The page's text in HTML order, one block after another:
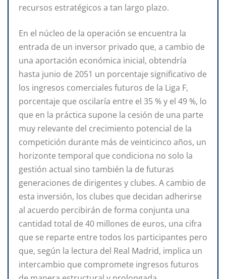
recursos estratégicos a tan largo plazo.
En el núcleo de la operación se encuentra la
entrada de un inversor privado que, a cambio de
una aportación económica inicial, obtendría
hasta junio de 2051 un porcentaje significativo de
los ingresos comerciales futuros de la Liga F,
porcentaje que oscilaría entre el 35 % y el 49 %, lo
que en la práctica supone la cesión de una parte
muy relevante del crecimiento potencial de la
competición durante más de veinticinco años, un
horizonte temporal que condiciona no solo la
gestión actual sino también la de futuras
generaciones de dirigentes y clubes. A cambio de
esta inversión, los clubes que decidan adherirse
al acuerdo percibirán de forma conjunta una
cantidad total de 40 millones de euros, una cifra
que se reparte entre todos los participantes pero
que, según la lectura del Real Madrid, implica un
intercambio que compromete ingresos futuros